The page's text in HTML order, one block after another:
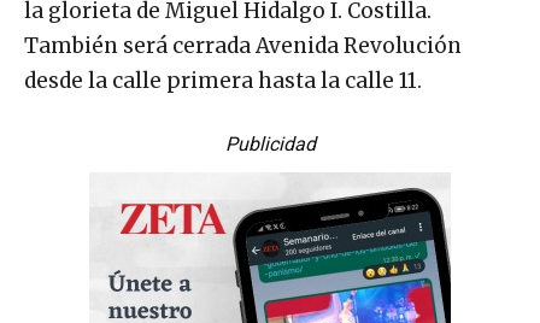
la glorieta de Miguel Hidalgo I. Costilla.
También será cerrada Avenida Revolución
desde la calle primera hasta la calle 11.
Publicidad